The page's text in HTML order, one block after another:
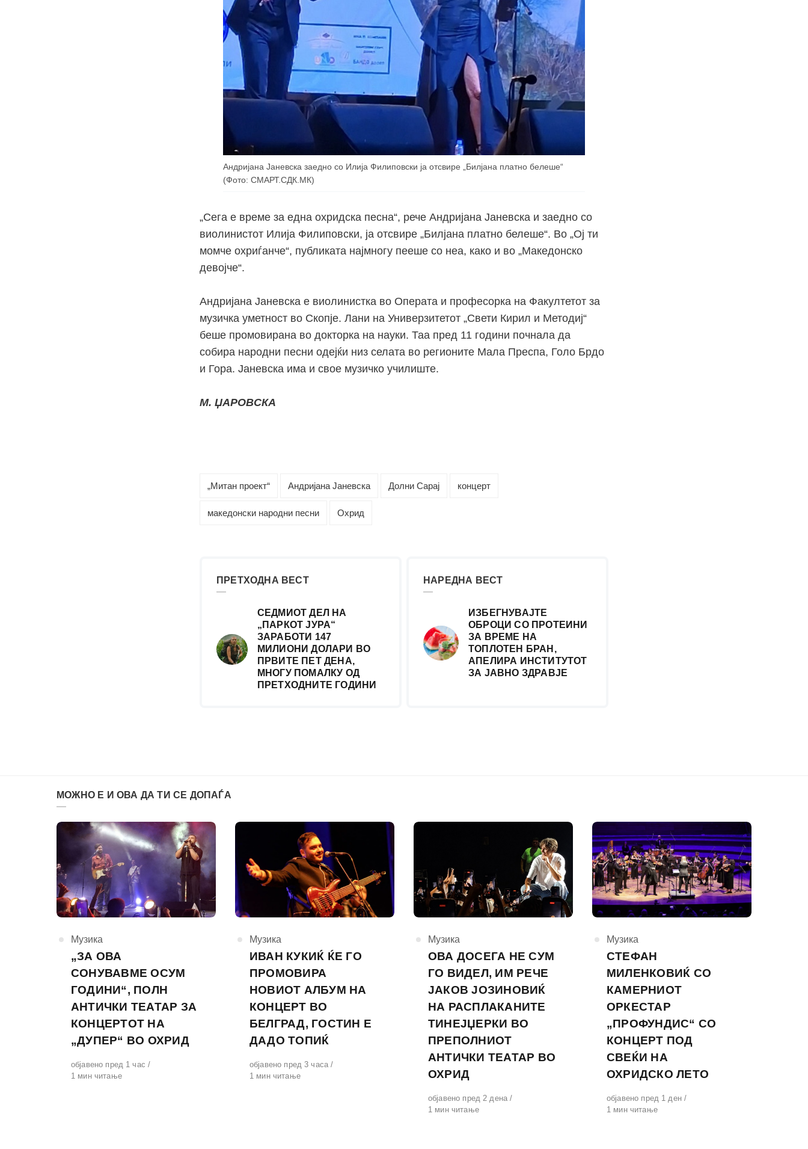
Андријана Јаневска заедно со Илија Филиповски ја отсвире „Билјана платно белеше“
(Фото: СМАРТ.СДК.МК)
„Сега е време за една охридска песна“, рече Андријана Јаневска и заедно со
виолинистот Илија Филиповски, ја отсвире „Билјана платно белеше“. Во „Ој ти
момче охриѓанче“, публиката најмногу пееше со неа, како и во „Македонско
девојче“.
Андријана Јаневска е виолинистка во Операта и професорка на Факултетот за
музичка уметност во Скопје. Лани на Универзитетот „Свети Кирил и Методиј“
беше промовирана во докторка на науки. Таа пред 11 години почнала да
собира народни песни одејќи низ селата во регионите Мала Преспа, Голо Брдо
и Гора. Јаневска има и свое музичко училиште.
М. ЏАРОВСКА
„Митан проект“ Андријана Јаневска Долни Сарај концерт
македонски народни песни Охрид
ПРЕТХОДНА ВЕСТ
СЕДМИОТ ДЕЛ НА
„ПАРКОТ ЈУРА“
ЗАРАБОТИ 147
МИЛИОНИ ДОЛАРИ ВО
ПРВИТЕ ПЕТ ДЕНА,
МНОГУ ПОМАЛКУ ОД
ПРЕТХОДНИТЕ ГОДИНИ
НАРЕДНА ВЕСТ
ИЗБЕГНУВАЈТЕ
ОБРОЦИ СО ПРОТЕИНИ
ЗА ВРЕМЕ НА
ТОПЛОТЕН БРАН,
АПЕЛИРА ИНСТИТУТОТ
ЗА ЈАВНО ЗДРАВЈЕ
МОЖНО Е И ОВА ДА ТИ СЕ ДОПАЃА
КАтегорија
Музика
„ЗА ОВА
СОНУВАВМЕ ОСУМ
ГОДИНИ“, ПОЛН
АНТИЧКИ ТЕАТАР ЗА
КОНЦЕРТОТ НА
„ДУПЕР“ ВО ОХРИД
Објавено
на
објавено пред 1 час
1 мин читање
КАтегорија
Музика
ИВАН КУКИЌ ЌЕ ГО
ПРОМОВИРА
НОВИОТ АЛБУМ НА
КОНЦЕРТ ВО
БЕЛГРАД, ГОСТИН Е
ДАДО ТОПИЌ
Објавено
на
објавено пред 3 часа
1 мин читање
КАтегорија
Музика
ОВА ДОСЕГА НЕ СУМ
ГО ВИДЕЛ, ИМ РЕЧЕ
ЈАКОВ ЈОЗИНОВИЌ
НА РАСПЛАКАНИТЕ
ТИНЕЈЏЕРКИ ВО
ПРЕПОЛНИОТ
АНТИЧКИ ТЕАТАР ВО
ОХРИД
Објавено
на
објавено пред 2 дена
1 мин читање
КАтегорија
Музика
СТЕФАН
МИЛЕНКОВИЌ СО
КАМЕРНИОТ
ОРКЕСТАР
„ПРОФУНДИС“ СО
КОНЦЕРТ ПОД
СВЕЌИ НА
ОХРИДСКО ЛЕТО
Објавено
на
објавено пред 1 ден
1 мин читање